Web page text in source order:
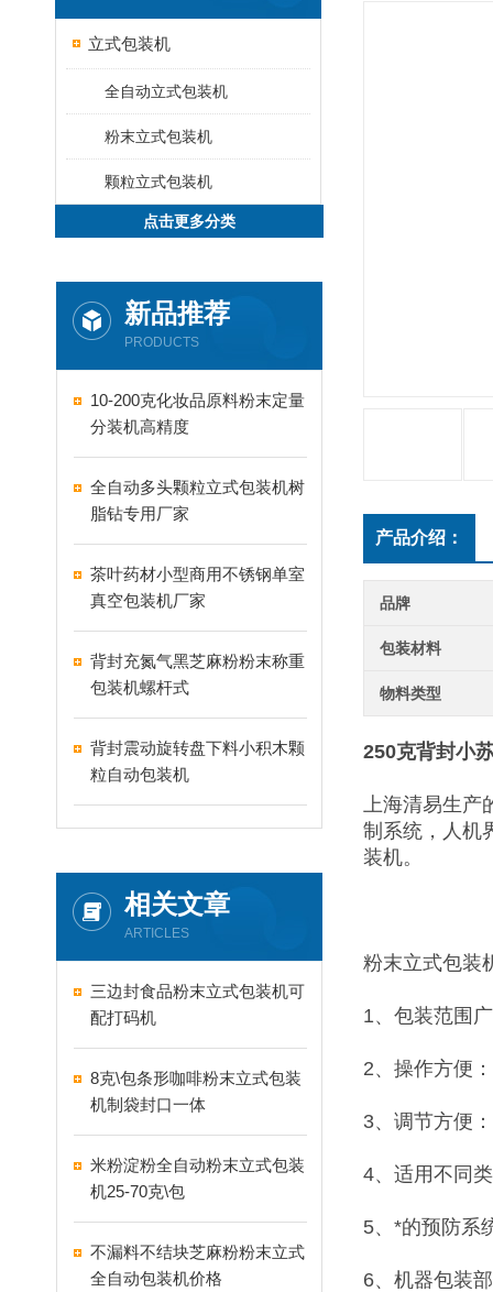
立式包装机
全自动立式包装机
粉末立式包装机
颗粒立式包装机
点击更多分类
新品推荐
PRODUCTS
10-200克化妆品原料粉末定量
分装机高精度
全自动多头颗粒立式包装机树
脂钻专用厂家
茶叶药材小型商用不锈钢单室
真空包装机厂家
背封充氮气黑芝麻粉粉末称重
包装机螺杆式
背封震动旋转盘下料小积木颗
粒自动包装机
相关文章
ARTICLES
三边封食品粉末立式包装机可
配打码机
8克\包条形咖啡粉末立式包装
机制袋封口一体
米粉淀粉全自动粉末立式包装
机25-70克\包
不漏料不结块芝麻粉粉末立式
全自动包装机价格
产品介绍：
品牌
包装材料
物料类型
250克背封小
上海清易生产
制系统，人机
装机。
粉末立式包装
1、包装范围
2、操作方便
3、调节方便
4、适用不同
5、*的预防系
6、机器包装